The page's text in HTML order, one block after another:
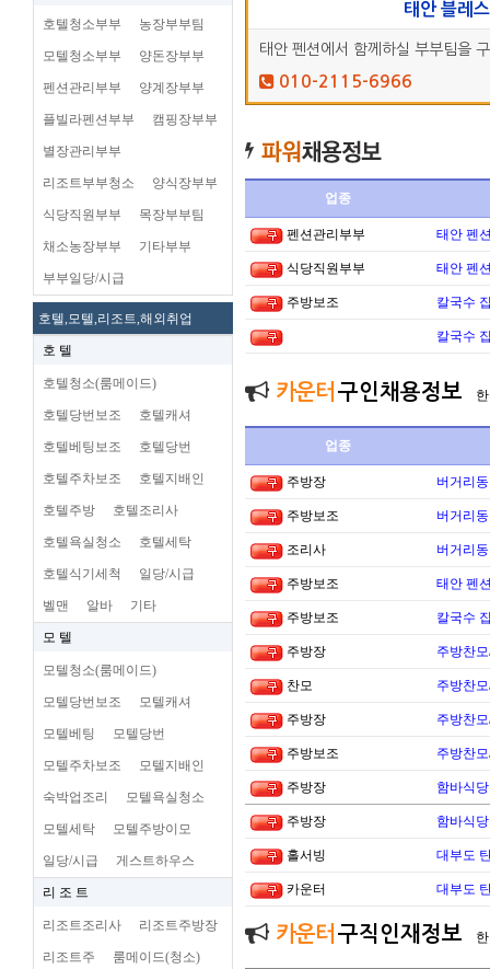
호텔청소부부 농장부부팀
모텔청소부부 양돈장부부
펜션관리부부 양계장부부
플빌라펜션부부 캠핑장부부
별장관리부부
리조트부부청소 양식장부부
식당직원부부 목장부부팀
채소농장부부 기타부부
부부일당/시급
호텔,모텔,리조트,해외취업
호 텔
호텔청소(룸메이드)
호텔당번보조 호텔캐셔
호텔베팅보조 호텔당번
호텔주차보조 호텔지배인
호텔주방 호텔조리사
호텔욕실청소 호텔세탁
호텔식기세척 일당/시급
벨맨 알바 기타
모 텔
모텔청소(룸메이드)
모텔당번보조 모텔캐셔
모텔베팅 모텔당번
모텔주차보조 모텔지배인
숙박업조리 모텔욕실청소
모텔세탁 모텔주방이모
일당/시급 게스트하우스
리 조 트
리조트조리사 리조트주방장
리조트주 룸메이드(청소)
태안 블레
태안 펜션에서 함께하실 부부팀을
010-2115-6966
업종
펜션관리부부 태안 펜
식당직원부부 태안 펜
주방보조 칼국수
칼국수
카운터 구인채용정보
업종
주방장 버거리
주방보조 버거리
조리사 버거리
주방보조 태안 펜
주방보조 칼국수
주방장 주방찬
찬모 주방찬
주방장 주방찬
주방보조 주방찬
주방장 함바식
주방장 함바식
홀서빙 대부도
카운터 대부도
카운터 구직인재정보